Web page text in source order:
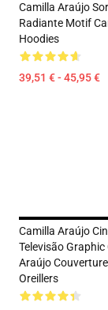
Camilla Araújo
Radiante Motif
Hoodies
39,51 € - 45,95 €
Camilla Araújo
Televisão Graphic
Araújo
Oreillers